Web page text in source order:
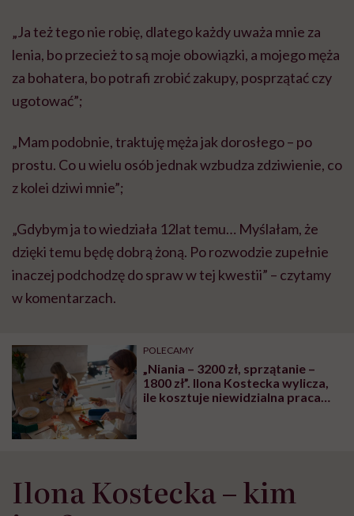
„Ja też tego nie robię, dlatego każdy uważa mnie za
lenia, bo przecież to są moje obowiązki, a mojego męża
za bohatera, bo potrafi zrobić zakupy, posprzątać czy
ugotować”;
„Mam podobnie, traktuję męża jak dorosłego – po
prostu. Co u wielu osób jednak wzbudza zdziwienie, co
z kolei dziwi mnie”;
„Gdybym ja to wiedziała 12lat temu… Myślałam, że
dzięki temu będę dobrą żoną. Po rozwodzie zupełnie
inaczej podchodzę do spraw w tej kwestii” – czytamy
w komentarzach.
POLECAMY
„Niania – 3200 zł, sprzątanie –
1800 zł”. Ilona Kostecka wylicza,
ile kosztuje niewidzialna praca
Ilona Kostecka – kim